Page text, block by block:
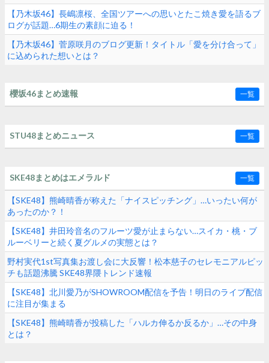
【乃木坂46】長嶋凛桜、全国ツアーへの思いとたこ焼き愛を語るブ
ログが話題…6期生の素顔に迫る！
【乃木坂46】菅原咲月のブログ更新！タイトル「愛を分け合って」
に込められた想いとは？
櫻坂46まとめ速報 一覧
STU48まとめニュース 一覧
SKE48まとめはエメラルド 一覧
【SKE48】熊崎晴香が称えた「ナイスピッチング」…いったい何が
あったのか？！
【SKE48】井田玲音名のフルーツ愛が止まらない…スイカ・桃・ブ
ルーベリーと続く夏グルメの実態とは？
野村実代1st写真集お渡し会に大反響！松本慈子のセレモニアルピッ
チも話題沸騰 SKE48界隈トレンド速報
【SKE48】北川愛乃がSHOWROOM配信を予告！明日のライブ配信
に注目が集まる
【SKE48】熊崎晴香が投稿した「ハルカ伸るか反るか」…その中身
とは？